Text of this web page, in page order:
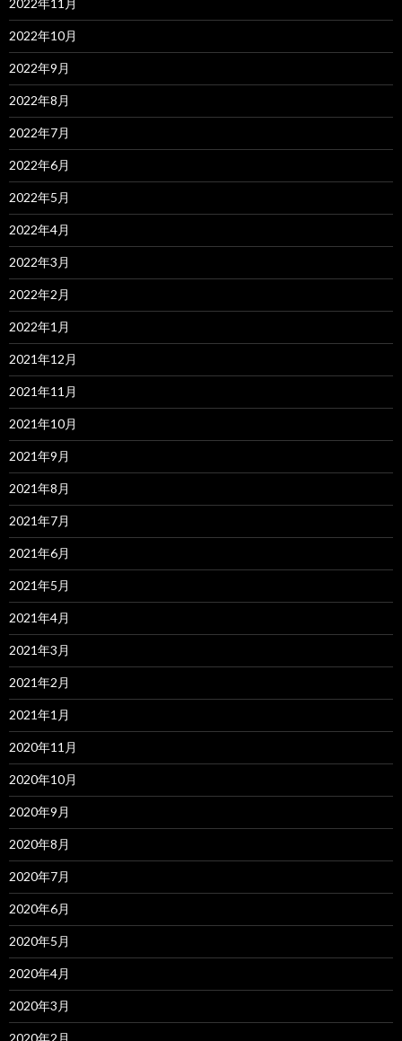
2022年11月
2022年10月
2022年9月
2022年8月
2022年7月
2022年6月
2022年5月
2022年4月
2022年3月
2022年2月
2022年1月
2021年12月
2021年11月
2021年10月
2021年9月
2021年8月
2021年7月
2021年6月
2021年5月
2021年4月
2021年3月
2021年2月
2021年1月
2020年11月
2020年10月
2020年9月
2020年8月
2020年7月
2020年6月
2020年5月
2020年4月
2020年3月
2020年2月